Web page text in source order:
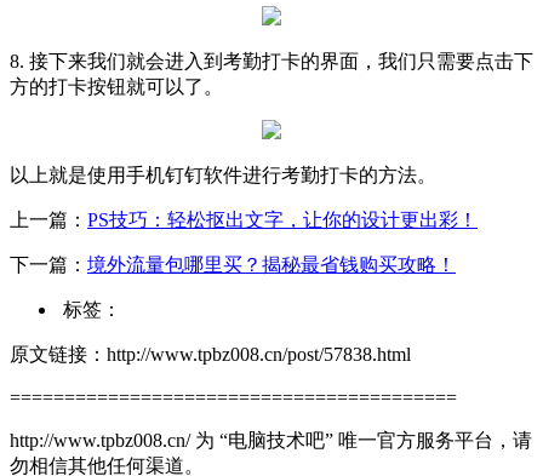
8. 接下来我们就会进入到考勤打卡的界面，我们只需要点击下
方的打卡按钮就可以了。
以上就是使用手机钉钉软件进行考勤打卡的方法。
上一篇： PS技巧：轻松抠出文字，让你的设计更出彩！
下一篇： 境外流量包哪里买？揭秘最省钱购买攻略！
标签：
原文链接：http://www.tpbz008.cn/post/57838.html
=========================================
http://www.tpbz008.cn/ 为 “电脑技术吧” 唯一官方服务平台，请
勿相信其他任何渠道。